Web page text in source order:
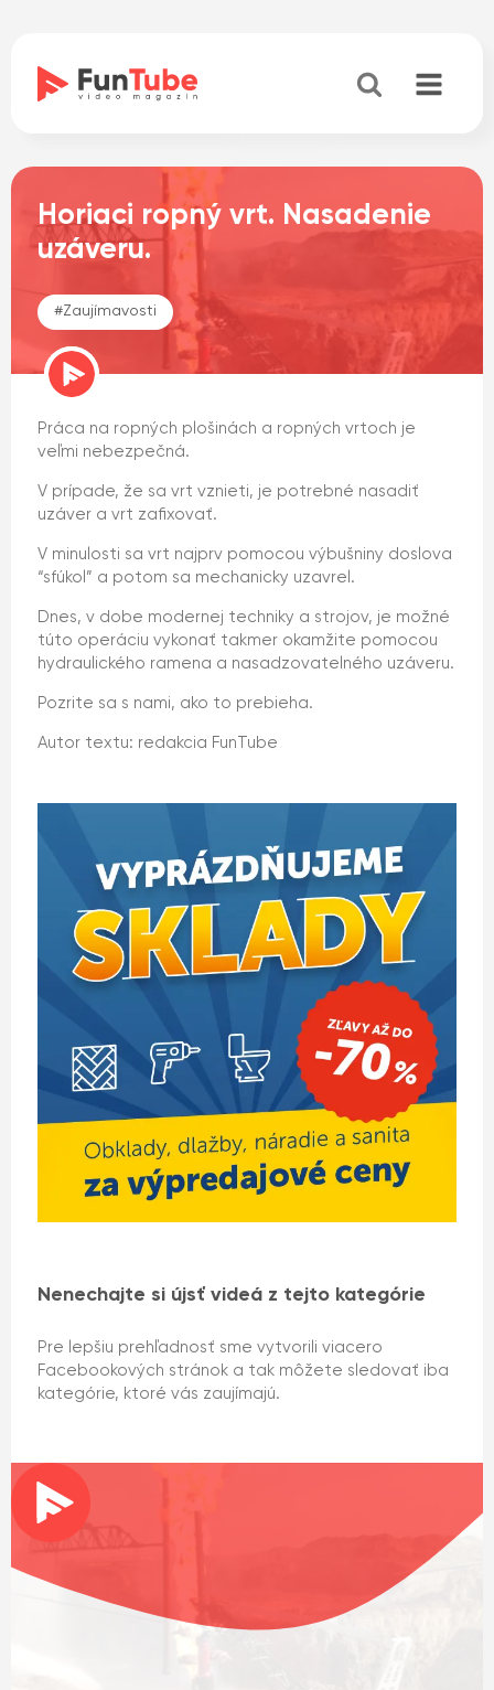
Horiaci ropný vrt. Nasadenie
uzáveru.
#Zaujímavosti
Práca na ropných plošinách a ropných vrtoch je
veľmi nebezpečná.
V prípade, že sa vrt vznieti, je potrebné nasadiť
uzáver a vrt zafixovať.
V minulosti sa vrt najprv pomocou výbušniny doslova
“sfúkol” a potom sa mechanicky uzavrel.
Dnes, v dobe modernej techniky a strojov, je možné
túto operáciu vykonať takmer okamžite pomocou
hydraulického ramena a nasadzovatelného uzáveru.
Pozrite sa s nami, ako to prebieha.
Autor textu: redakcia FunTube
Nenechajte si újsť videá z tejto kategórie
Pre lepšiu prehľadnosť sme vytvorili viacero
Facebookových stránok a tak môžete sledovať iba
kategórie, ktoré vás zaujímajú.